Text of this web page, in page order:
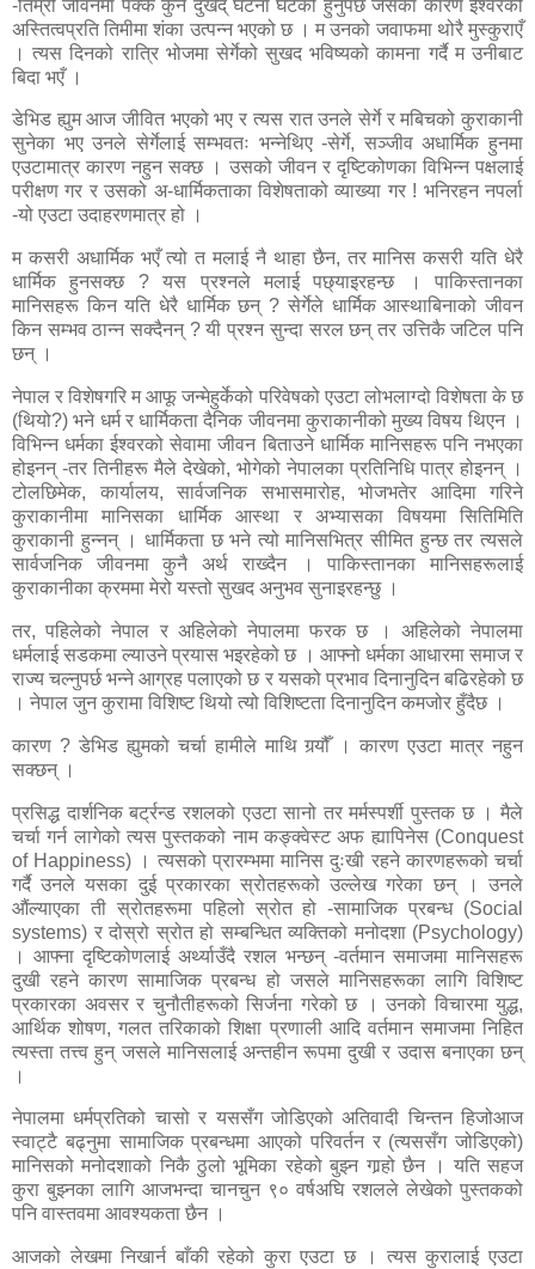
-तिम्रो जीवनमा पक्कै कुनै दुखद् घटना घटेको हुनुपर्छ जसका कारण ईश्वरको
अस्तित्वप्रति तिमीमा शंका उत्पन्न भएको छ । म उनको जवाफमा थोरै मुस्कुराएँ
। त्यस दिनको रात्रि भोजमा सेर्गेको सुखद भविष्यको कामना गर्दै म उनीबाट
बिदा भएँ ।
डेभिड ह्युम आज जीवित भएको भए र त्यस रात उनले सेर्गे र मबिचको कुराकानी
सुनेका भए उनले सेर्गेलाई सम्भवतः भन्नेथिए -सेर्गे, सञ्जीव अधार्मिक हुनमा
एउटामात्र कारण नहुन सक्छ । उसको जीवन र दृष्टिकोणका विभिन्न पक्षलाई
परीक्षण गर र उसको अ-धार्मिकताका विशेषताको व्याख्या गर ! भनिरहन नपर्ला
-यो एउटा उदाहरणमात्र हो ।
म कसरी अधार्मिक भएँ त्यो त मलाई नै थाहा छैन, तर मानिस कसरी यति धेरै
धार्मिक हुनसक्छ ? यस प्रश्नले मलाई पछ्याइरहन्छ । पाकिस्तानका
मानिसहरू किन यति धेरै धार्मिक छन् ? सेर्गेले धार्मिक आस्थाबिनाको जीवन
किन सम्भव ठान्न सक्दैनन् ? यी प्रश्न सुन्दा सरल छन् तर उत्तिकै जटिल पनि
छन् ।
नेपाल र विशेषगरि म आफू जन्मेहुर्केको परिवेषको एउटा लोभलाग्दो विशेषता के छ
(थियो?) भने धर्म र धार्मिकता दैनिक जीवनमा कुराकानीको मुख्य विषय थिएन ।
विभिन्न धर्मका ईश्वरको सेवामा जीवन बिताउने धार्मिक मानिसहरू पनि नभएका
होइनन् -तर तिनीहरू मैले देखेको, भोगेको नेपालका प्रतिनिधि पात्र होइनन् ।
टोलछिमेक, कार्यालय, सार्वजनिक सभासमारोह, भोजभतेर आदिमा गरिने
कुराकानीमा मानिसका धार्मिक आस्था र अभ्यासका विषयमा सितिमिति
कुराकानी हुन्नन् । धार्मिकता छ भने त्यो मानिसभित्र सीमित हुन्छ तर त्यसले
सार्वजनिक जीवनमा कुनै अर्थ राख्दैन । पाकिस्तानका मानिसहरूलाई
कुराकानीका क्रममा मेरो यस्तो सुखद अनुभव सुनाइरहन्छु ।
तर, पहिलेको नेपाल र अहिलेको नेपालमा फरक छ । अहिलेको नेपालमा
धर्मलाई सडकमा ल्याउने प्रयास भइरहेको छ । आफ्नो धर्मका आधारमा समाज र
राज्य चल्नुपर्छ भन्ने आग्रह पलाएको छ र यसको प्रभाव दिनानुदिन बढिरहेको छ
। नेपाल जुन कुरामा विशिष्ट थियो त्यो विशिष्टता दिनानुदिन कमजोर हुँदैछ ।
कारण ? डेभिड ह्युमको चर्चा हामीले माथि गर्‍यौँ । कारण एउटा मात्र नहुन
सक्छन् ।
प्रसिद्ध दार्शनिक बर्ट्रन्ड रशलको एउटा सानो तर मर्मस्पर्शी पुस्तक छ । मैले
चर्चा गर्न लागेको त्यस पुस्तकको नाम कङ्क्वेस्ट अफ ह्यापिनेस (Conquest
of Happiness)
। त्यसको प्रारम्भमा मानिस दुःखी रहने कारणहरूको चर्चा
गर्दै उनले यसका दुई प्रकारका स्रोतहरूको उल्लेख गरेका छन् । उनले
औंल्याएका ती स्रोतहरूमा पहिलो स्रोत हो -सामाजिक प्रबन्ध (Social
systems) र दोस्रो स्रोत हो सम्बन्धित व्यक्तिको मनोदशा (Psychology)
। आफ्ना दृष्टिकोणलाई अर्थ्याउँदै रशल भन्छन् -वर्तमान समाजमा मानिसहरू
दुखी रहने कारण सामाजिक प्रबन्ध हो जसले मानिसहरूका लागि विशिष्ट
प्रकारका अवसर र चुनौतीहरूको सिर्जना गरेको छ । उनको विचारमा युद्ध,
आर्थिक शोषण, गलत तरिकाको शिक्षा प्रणाली आदि वर्तमान समाजमा निहित
त्यस्ता तत्त्व हुन् जसले मानिसलाई अन्तहीन रूपमा दुखी र उदास बनाएका छन्
।
नेपालमा धर्मप्रतिको चासो र यससँग जोडिएको अतिवादी चिन्तन हिजोआज
स्वाट्टै बढ्नुमा सामाजिक प्रबन्धमा आएको परिवर्तन र (त्यससँग जोडिएको)
मानिसको मनोदशाको निकै ठुलो भूमिका रहेको बुझ्न गार्‍हो छैन । यति सहज
कुरा बुझ्नका लागि आजभन्दा चानचुन ९० वर्षअघि रशलले लेखेको पुस्तकको
पनि वास्तवमा आवश्यकता छैन ।
आजको लेखमा निखार्न बाँकी रहेको कुरा एउटा छ । त्यस कुरालाई एउटा